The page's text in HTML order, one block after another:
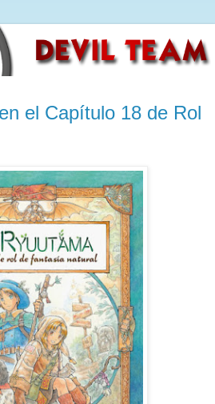
el Capítulo 18 de Rol